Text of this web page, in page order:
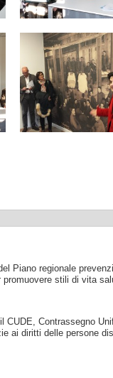
Piano regionale
stili di vita
CUDE, Contrassegno
ai diritti delle persone